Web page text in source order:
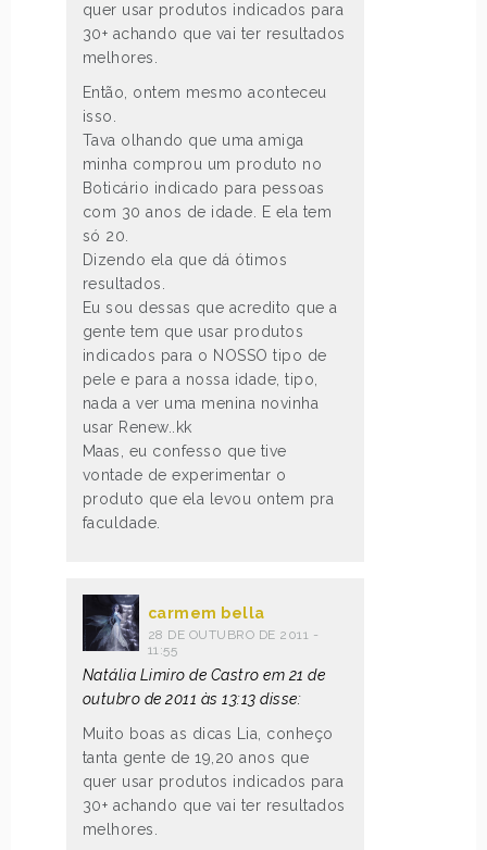
quer usar produtos indicados para
30+ achando que vai ter resultados
melhores.
Então, ontem mesmo aconteceu
isso.
Tava olhando que uma amiga
minha comprou um produto no
Boticário indicado para pessoas
com 30 anos de idade. E ela tem
só 20.
Dizendo ela que dá ótimos
resultados.
Eu sou dessas que acredito que a
gente tem que usar produtos
indicados para o NOSSO tipo de
pele e para a nossa idade, tipo,
nada a ver uma menina novinha
usar Renew..kk
Maas, eu confesso que tive
vontade de experimentar o
produto que ela levou ontem pra
faculdade.
carmem bella
28 DE OUTUBRO DE 2011 -
11:55
Natália Limiro de Castro em 21 de
outubro de 2011 às 13:13 disse:
Muito boas as dicas Lia, conheço
tanta gente de 19,20 anos que
quer usar produtos indicados para
30+ achando que vai ter resultados
melhores.